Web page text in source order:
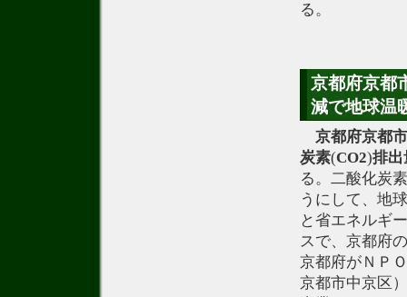
る。
京都府京都
減で地球温
京都府京都市
炭素(CO2)排出
る。二酸化炭
うにして、地
と省エネルギ
スで、京都府
京都府がＮＰ
京都市中京区